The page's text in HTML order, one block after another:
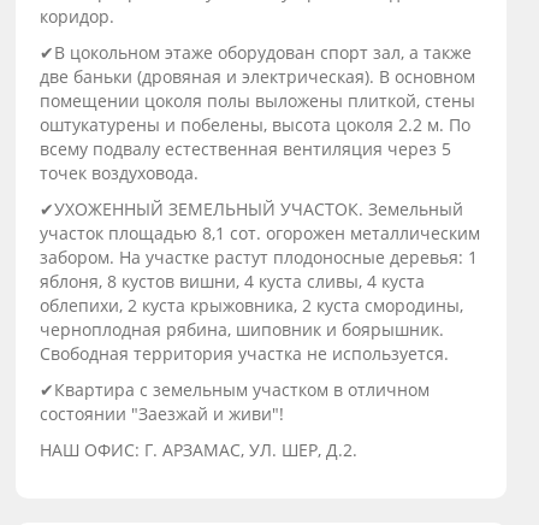
коридор.
✔В цокольном этаже оборудован спорт зал, а также
две баньки (дровяная и электрическая). В основном
помещении цоколя полы выложены плиткой, стены
оштукатурены и побелены, высота цоколя 2.2 м. По
всему подвалу естественная вентиляция через 5
точек воздуховода.
✔УХОЖЕННЫЙ ЗЕМЕЛЬНЫЙ УЧАСТОК. Земельный
участок площадью 8,1 сот. огорожен металлическим
забором. На участке растут плодоносные деревья: 1
яблоня, 8 кустов вишни, 4 куста сливы, 4 куста
облепихи, 2 куста крыжовника, 2 куста смородины,
черноплодная рябина, шиповник и боярышник.
Свободная территория участка не используется.
✔Квартира с земельным участком в отличном
состоянии "Заезжай и живи"!
НАШ ОФИС: Г. АРЗАМАС, УЛ. ШЕР, Д.2.